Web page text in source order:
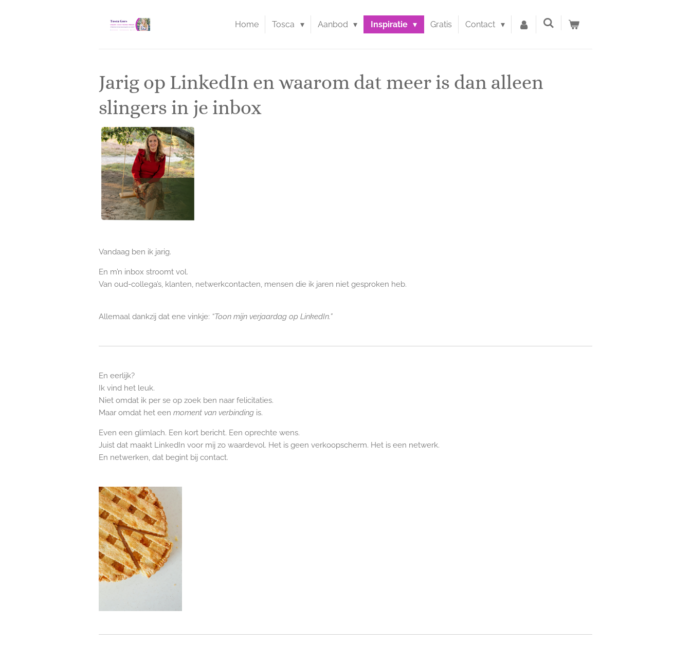
Home Tosca Aanbod Inspiratie Gratis Contact
Jarig op LinkedIn en waarom dat meer is dan alleen
slingers in je inbox
Vandaag ben ik jarig.
En m’n inbox stroomt vol.
Van oud-collega’s, klanten, netwerkcontacten, mensen die ik jaren niet gesproken heb.
Allemaal dankzij dat ene vinkje: “Toon mijn verjaardag op LinkedIn.”
En eerlijk?
Ik vind het leuk.
Niet omdat ik per se op zoek ben naar felicitaties.
Maar omdat het een moment van verbinding is.
Even een glimlach. Een kort bericht. Een oprechte wens.
Juist dat maakt LinkedIn voor mij zo waardevol. Het is geen verkoopscherm. Het is een netwerk.
En netwerken, dat begint bij contact.